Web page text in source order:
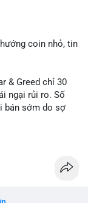
coin nhỏ, tin
& Greed chỉ 30
ngại rủi ro. Số
bán sớm do sợ
(BICO),
Penguins),